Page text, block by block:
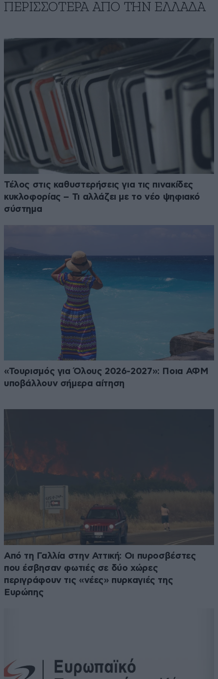
ΠΕΡΙΣΣΟΤΕΡΑ ΑΠΟ ΤΗΝ ΕΛΛΑΔΑ
Τέλος στις καθυστερήσεις για τις πινακίδες
κυκλοφορίας – Τι αλλάζει με το νέο ψηφιακό
σύστημα
«Τουρισμός για Όλους 2026-2027»: Ποια ΑΦΜ
υποβάλλουν σήμερα αίτηση
Από τη Γαλλία στην Αττική: Οι πυροσβέστες
που έσβησαν φωτιές σε δύο χώρες
περιγράφουν τις «νέες» πυρκαγιές της
Ευρώπης